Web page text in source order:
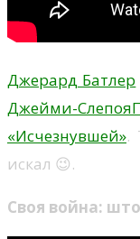
Джерард Батлер
Джейми-
«Исчезнувшей».
искал 😉.
Своя война: